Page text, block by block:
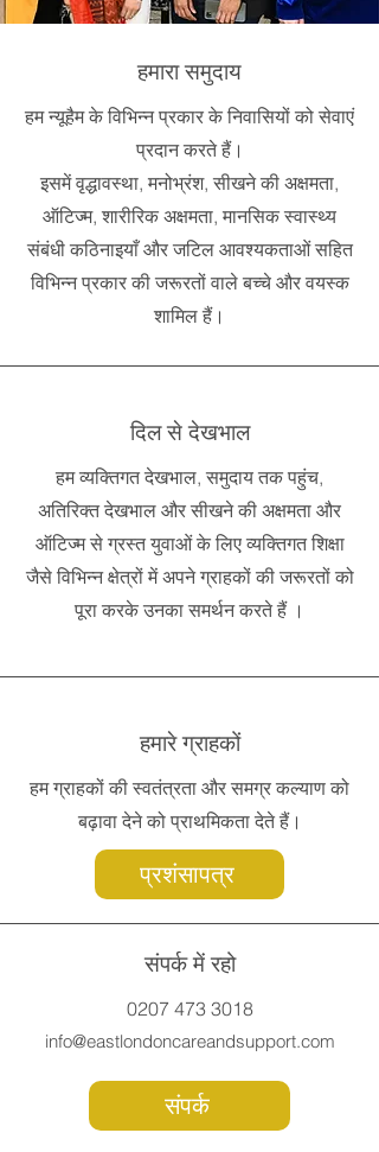
हमारा समुदाय
हम न्यूहैम के विभिन्न प्रकार के निवासियों को सेवाएं
प्रदान करते हैं।
इसमें वृद्धावस्था, मनोभ्रंश, सीखने की अक्षमता,
ऑटिज्म, शारीरिक अक्षमता, मानसिक स्वास्थ्य
संबंधी कठिनाइयाँ और जटिल आवश्यकताओं सहित
विभिन्न प्रकार की जरूरतों वाले बच्चे और वयस्क
शामिल हैं।
दिल से देखभाल
हम व्यक्तिगत देखभाल, समुदाय तक पहुंच,
अतिरिक्त देखभाल और सीखने की अक्षमता और
ऑटिज्म से ग्रस्त युवाओं के लिए व्यक्तिगत शिक्षा
जैसे विभिन्न क्षेत्रों में अपने ग्राहकों की जरूरतों को
पूरा करके उनका समर्थन करते हैं।
हमारे ग्राहकों
हम ग्राहकों की स्वतंत्रता और समग्र कल्याण को
बढ़ावा देने को प्राथमिकता देते हैं।
प्रशंसापत्र
संपर्क में रहो
0207 473 3018
info@eastlondoncareandsupport.com
संपर्क